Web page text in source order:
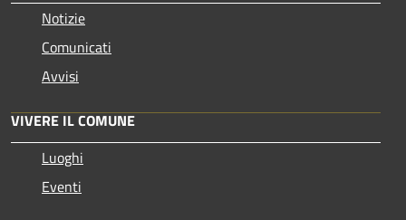
Notizie
Comunicati
Avvisi
VIVERE IL COMUNE
Luoghi
Eventi